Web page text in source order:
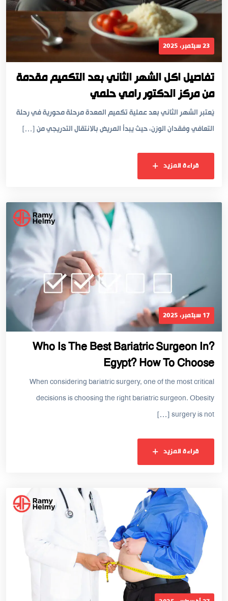
23 سبتمبر، 2025
تفاصيل اكل الشهر الثاني بعد التكميم مقدمة
من مركز الدكتور رامي حلمي
يُعتبر الشهر الثاني بعد عملية تكميم المعدة مرحلة محورية في رحلة
التعافي وفقدان الوزن، حيث يبدأ المريض بالانتقال التدريجي من […]
قراءة المزيد
17 سبتمبر، 2025
?Who Is The Best Bariatric Surgeon In
Egypt? How To Choose
When considering bariatric surgery, one of the most critical
decisions is choosing the right bariatric surgeon. Obesity
surgery is not […]
قراءة المزيد